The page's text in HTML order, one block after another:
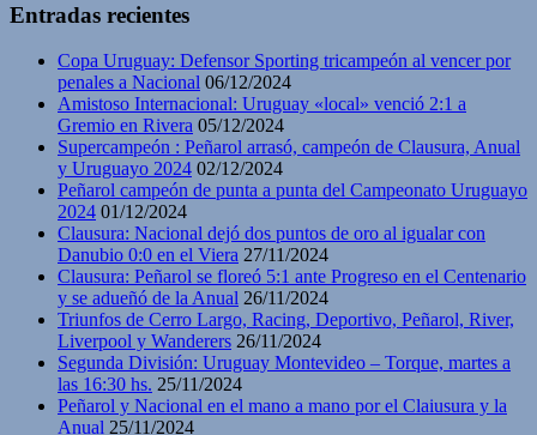
Entradas recientes
Copa Uruguay: Defensor Sporting tricampeón al vencer por
penales a Nacional 06/12/2024
Amistoso Internacional: Uruguay «local» venció 2:1 a
Gremio en Rivera 05/12/2024
Supercampeón : Peñarol arrasó, campeón de Clausura, Anual
y Uruguayo 2024 02/12/2024
Peñarol campeón de punta a punta del Campeonato Uruguayo
2024 01/12/2024
Clausura: Nacional dejó dos puntos de oro al igualar con
Danubio 0:0 en el Viera 27/11/2024
Clausura: Peñarol se floreó 5:1 ante Progreso en el Centenario
y se adueñó de la Anual 26/11/2024
Triunfos de Cerro Largo, Racing, Deportivo, Peñarol, River,
Liverpool y Wanderers 26/11/2024
Segunda División: Uruguay Montevideo – Torque, martes a
las 16:30 hs. 25/11/2024
Peñarol y Nacional en el mano a mano por el Claiusura y la
Anual 25/11/2024